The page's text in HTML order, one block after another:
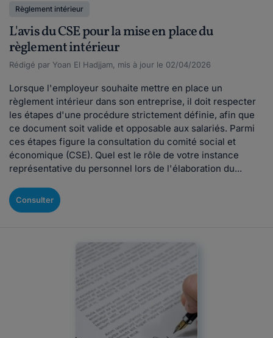
Règlement intérieur
L'avis du CSE pour la mise en place du
règlement intérieur
Rédigé par Yoan El Hadjjam, mis à jour le 02/04/2026
Lorsque l'employeur souhaite mettre en place un
règlement intérieur dans son entreprise, il doit respecter
les étapes d'une procédure strictement définie, afin que
ce document soit valide et opposable aux salariés. Parmi
ces étapes figure la consultation du comité social et
économique (CSE). Quel est le rôle de votre instance
représentative du personnel lors de l'élaboration du...
Consulter